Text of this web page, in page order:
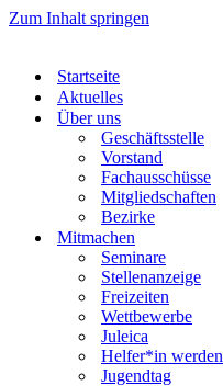
Zum Inhalt springen
Startseite
Aktuelles
Über uns
Geschäftsstelle
Vorstand
Fachausschüsse
Mitgliedschaften
Bezirke
Mitmachen
Seminare
Stellenanzeige
Freizeiten
Wettbewerbe
Juleica
Helfer*in werden
Jugendtag